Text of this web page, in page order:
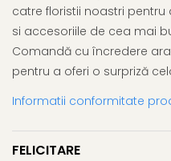
catre floristii noastri pentru
si accesoriile de cea mai
Comandă cu încredere
pentru a oferi o surpriză
Informatii conformitate
FELICITARE